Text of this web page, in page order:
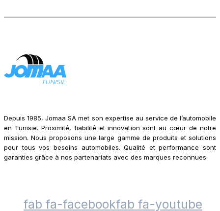
Depuis 1985, Jomaa SA met son expertise au service de l’automobile
en Tunisie. Proximité, fiabilité et innovation sont au cœur de notre
mission. Nous proposons une large gamme de produits et solutions
pour tous vos besoins automobiles. Qualité et performance sont
garanties grâce à nos partenariats avec des marques reconnues.
fab fa-facebookfab fa-youtube